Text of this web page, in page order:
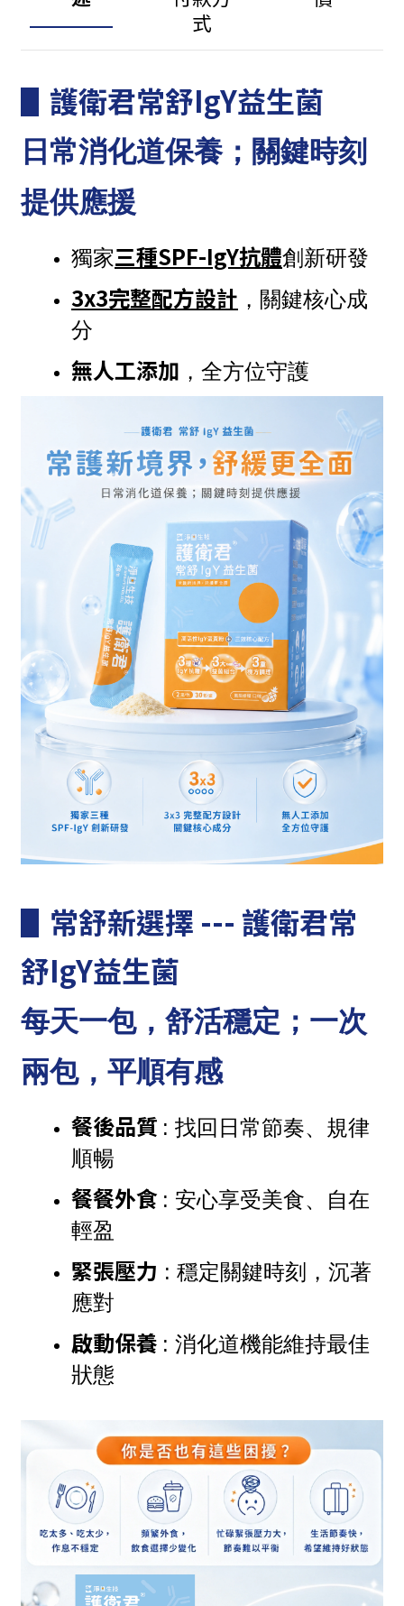
式
▋ 護衛君常舒IgY益生菌
日常消化道保養；關鍵時刻
提供應援
獨家三種SPF-IgY抗體創新研發
3x3完整配方設計 ，關鍵核心成
分
無人工添加 ，全方位守護
▋常舒新選擇 --- 護衛君常
舒IgY益生菌
每天一包，舒活穩定；一次
兩包，平順有感
餐後品質 : 找回日常節奏、規律
順暢
餐餐外食 : 安心享受美食、自在
輕盈
緊張壓力 : 穩定關鍵時刻，沉著
應對
啟動保養 : 消化道機能維持最佳
狀態